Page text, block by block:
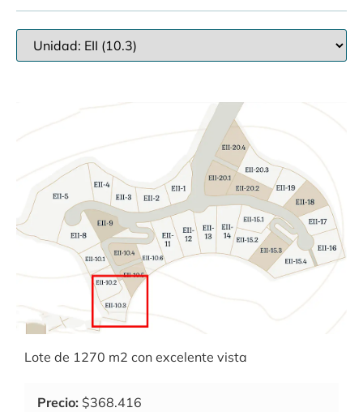
Lote de 1270 m2 con excelente vista
Precio: $368.416